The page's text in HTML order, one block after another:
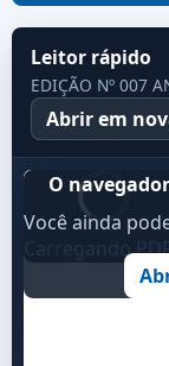
Leitor rápido
EDIÇÃO Nº 007
Abrir em
Carregando
O
Você ainda